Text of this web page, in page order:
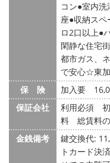
コン 室内洗
座 収納スペ
ロ2口以上
閑静な住宅街
都市ガス、
で安心☆東
保 険
加入要
保証会社
利用必須
料 総賃料の
金銭備考
鍵交換代:
トカード決